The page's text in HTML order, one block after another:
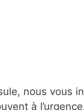
nous vous
à